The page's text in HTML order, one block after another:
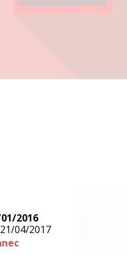
2016
21/04/2017